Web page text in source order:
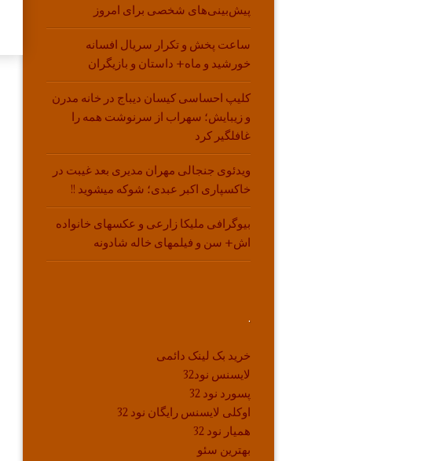
پیش‌بینی‌های شخصی برای امروز
ساعت پخش و تکرار سریال افسانه
خورشید و ماه+ داستان و بازیگران
کلیپ احساسی کیسان دیباج در خانه مدرن
و زیبایش؛ سهراب از سرنوشت همه را
غافلگیر کرد
ویدئوی جنجالی مهران مدیری بعد غیبت در
خاکسپاری اکبر عبدی؛ شوکه میشوید !!
بیوگرافی ملیکا زارعی و عکسهای خانواده
اش+ سن و فیلمهای خاله شادونه
.
خرید بک لینک دائمی
لایسنس نود32
پسورد نود 32
اوکلی لایسنس رایگان نود 32
همیار نود 32
بهترین سئو